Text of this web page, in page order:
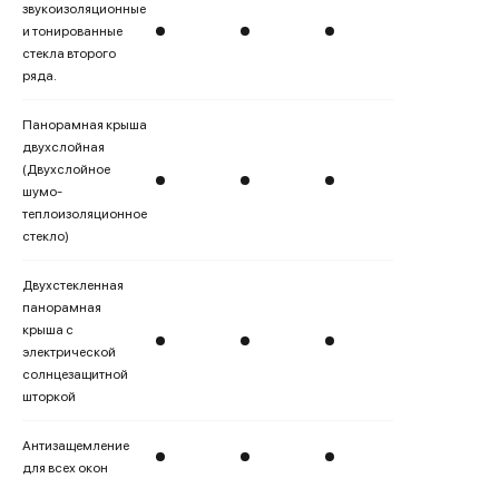
звукоизоляционные
и тонированные
стекла второго
ряда.
Панорамная крыша
двухслойная
(Двухслойное
шумо-
теплоизоляционное
стекло)
Двухстекленная
панорамная
крыша с
электрической
солнцезащитной
шторкой
Антизащемление
для всех окон